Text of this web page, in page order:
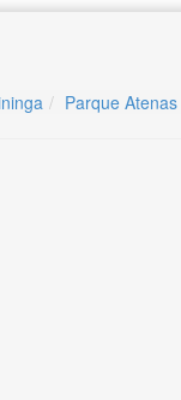
Parque